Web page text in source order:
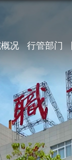
况 行管部门